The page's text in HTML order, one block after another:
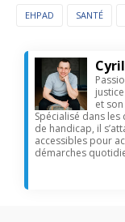
EHPAD SANTÉ
et
Spécialisé dans
de handicap, il
accessibles pour
démarches